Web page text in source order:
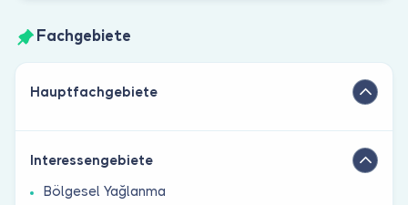
Fachgebiete
Hauptfachgebiete
Interessengebiete
Bölgesel Yağlanma